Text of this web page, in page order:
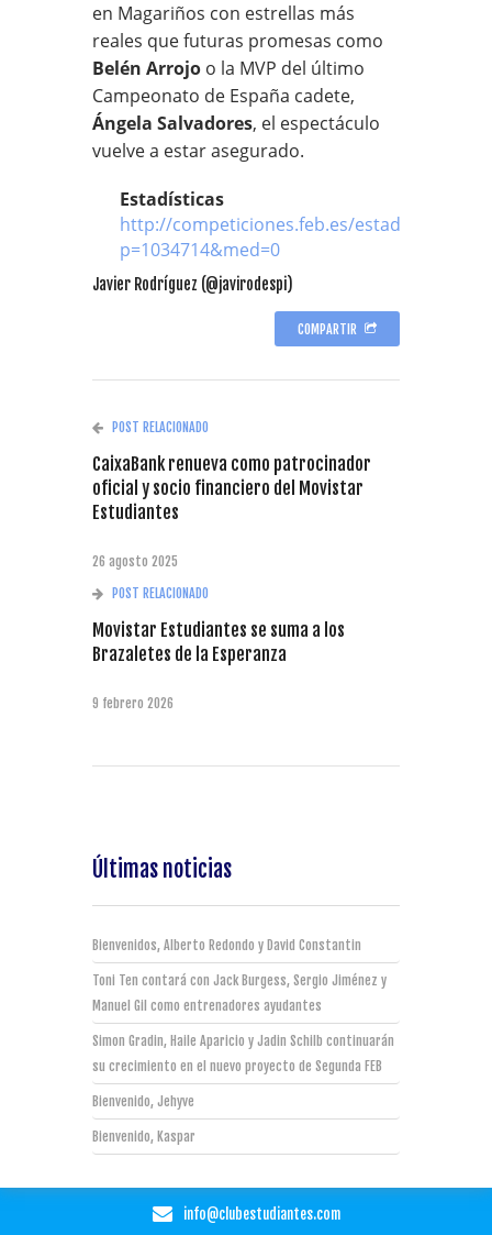
en Magariños con estrellas más
reales que futuras promesas como
Belén Arrojo o la MVP del último
Campeonato de España cadete,
Ángela Salvadores, el espectáculo
vuelve a estar asegurado.
Estadísticas
http://competiciones.feb.es/estadisticas/
p=1034714&med=0
Javier Rodríguez (@javirodespi)
COMPARTIR
POST RELACIONADO
CaixaBank renueva como patrocinador
oficial y socio financiero del Movistar
Estudiantes
26 agosto 2025
POST RELACIONADO
Movistar Estudiantes se suma a los
Brazaletes de la Esperanza
9 febrero 2026
Últimas noticias
Bienvenidos, Alberto Redondo y David Constantin
Toni Ten contará con Jack Burgess, Sergio Jiménez y
Manuel Gil como entrenadores ayudantes
Simon Gradin, Haile Aparicio y Jadin Schilb continuarán
su crecimiento en el nuevo proyecto de Segunda FEB
Bienvenido, Jehyve
Bienvenido, Kaspar
info@clubestudiantes.com